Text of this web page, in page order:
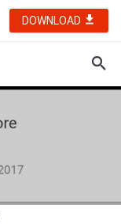
DOWNLOAD